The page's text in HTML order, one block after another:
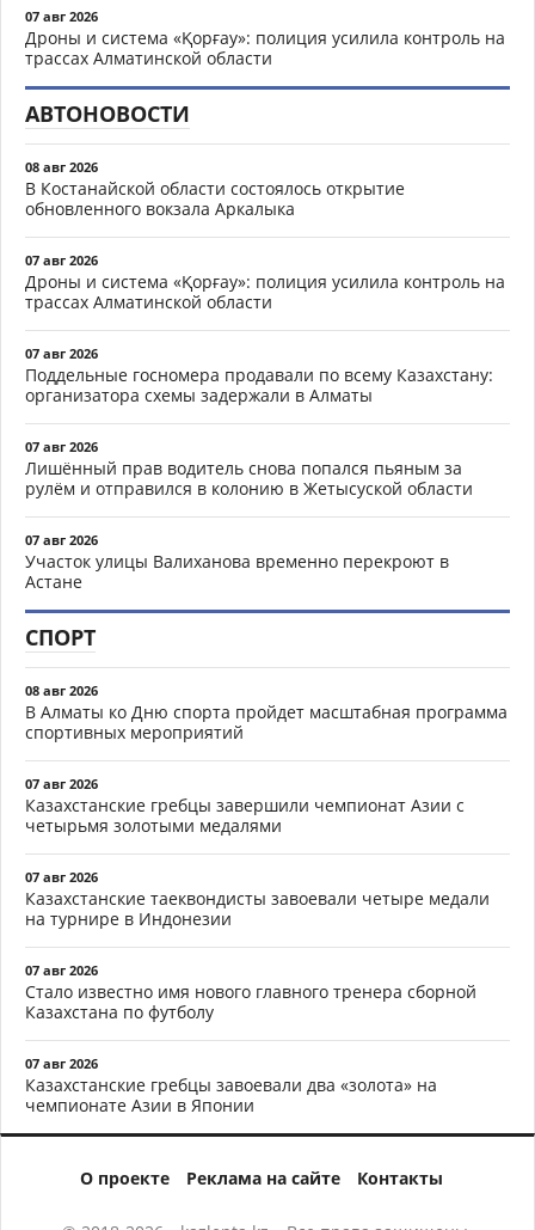
07 авг 2026
Дроны и система «Қорғау»: полиция усилила контроль на
трассах Алматинской области
АВТОНОВОСТИ
08 авг 2026
В Костанайской области состоялось открытие
обновленного вокзала Аркалыка
07 авг 2026
Дроны и система «Қорғау»: полиция усилила контроль на
трассах Алматинской области
07 авг 2026
Поддельные госномера продавали по всему Казахстану:
организатора схемы задержали в Алматы
07 авг 2026
Лишённый прав водитель снова попался пьяным за
рулём и отправился в колонию в Жетысуской области
07 авг 2026
Участок улицы Валиханова временно перекроют в
Астане
СПОРТ
08 авг 2026
В Алматы ко Дню спорта пройдет масштабная программа
спортивных мероприятий
07 авг 2026
Казахстанские гребцы завершили чемпионат Азии с
четырьмя золотыми медалями
07 авг 2026
Казахстанские таеквондисты завоевали четыре медали
на турнире в Индонезии
07 авг 2026
Стало известно имя нового главного тренера сборной
Казахстана по футболу
07 авг 2026
Казахстанские гребцы завоевали два «золота» на
чемпионате Азии в Японии
О проекте Реклама на сайте Контакты